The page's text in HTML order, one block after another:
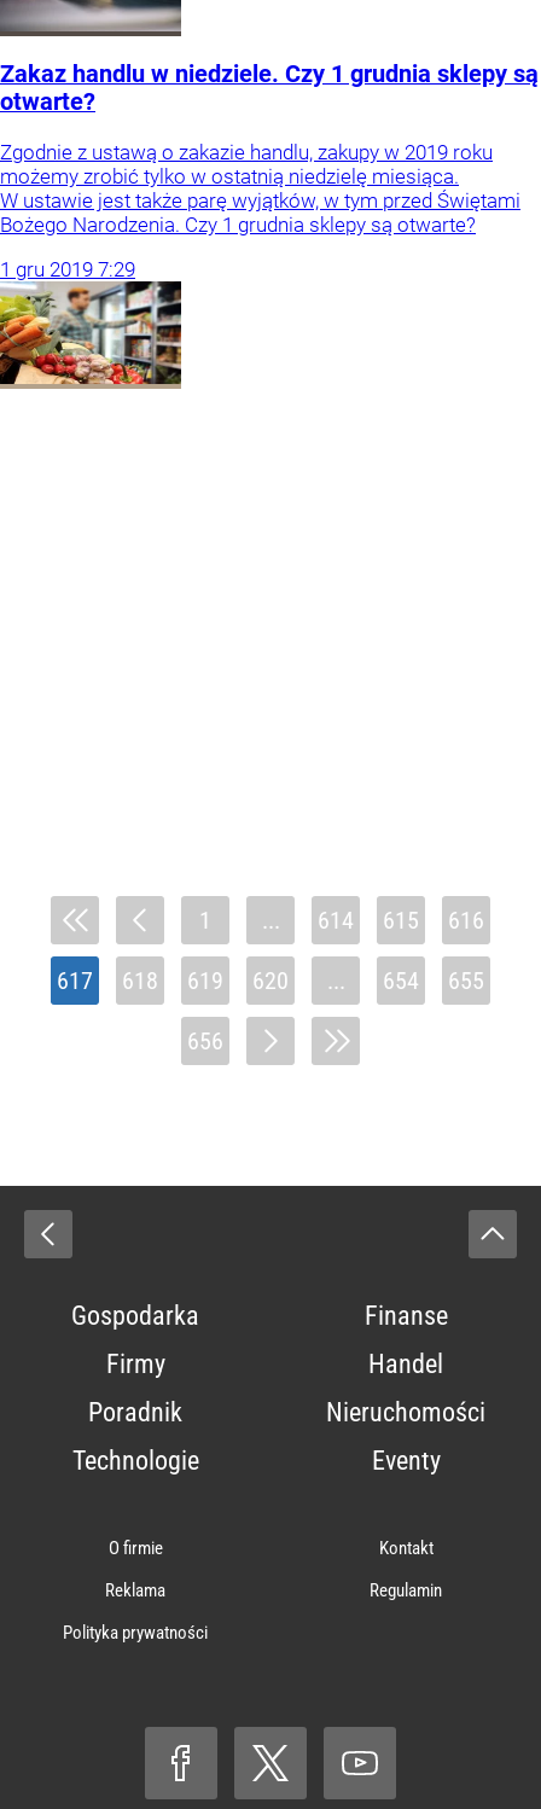
Zakaz handlu w niedziele. Czy 1 grudnia sklepy są
otwarte?
Zgodnie z ustawą o zakazie handlu, zakupy w 2019 roku
możemy zrobić tylko w ostatnią niedzielę miesiąca.
W ustawie jest także parę wyjątków, w tym przed Świętami
Bożego Narodzenia. Czy 1 grudnia sklepy są otwarte?
1 gru 2019 7:29
1 ... 614 615 616
617 618 619 620 ... 654 655
656
Gospodarka
Finanse
Firmy
Handel
Poradnik
Nieruchomości
Technologie
Eventy
O firmie
Kontakt
Reklama
Regulamin
Polityka prywatności